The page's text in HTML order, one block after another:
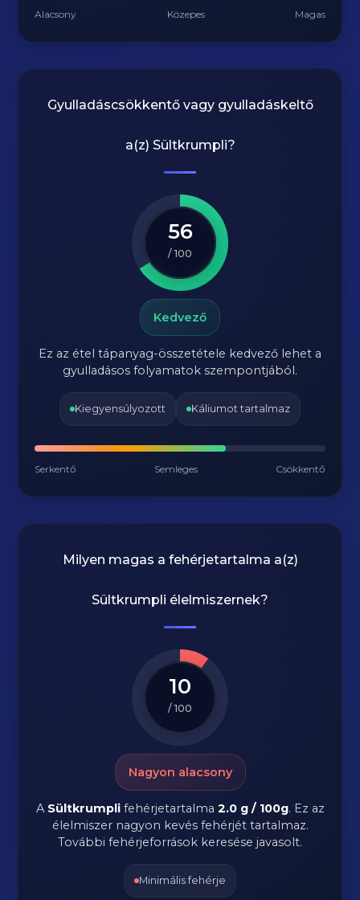
Alacsony Közepes Magas
Gyulladáscsökkentő vagy gyulladáskeltő
a(z) Sültkrumpli?
56
/ 100
Kedvező
Ez az étel tápanyag-összetétele kedvező lehet a
gyulladásos folyamatok szempontjából.
Kiegyensúlyozott Káliumot tartalmaz
Serkentő Semleges Csökkentő
Milyen magas a fehérjetartalma a(z)
Sültkrumpli élelmiszernek?
10
/ 100
Nagyon alacsony
A Sültkrumplifehérjetartalma 2.0 g / 100g. Ez az
élelmiszer nagyon kevés fehérjét tartalmaz.
További fehérjeforrások keresése javasolt.
Minimális fehérje